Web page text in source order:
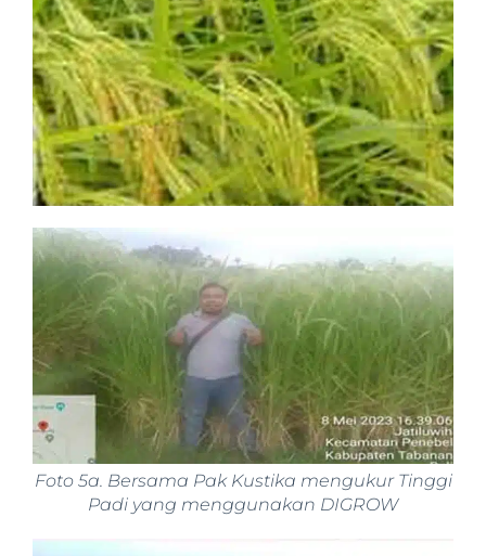
Foto 5a. Bersama Pak Kustika mengukur Tinggi
Padi yang menggunakan DIGROW